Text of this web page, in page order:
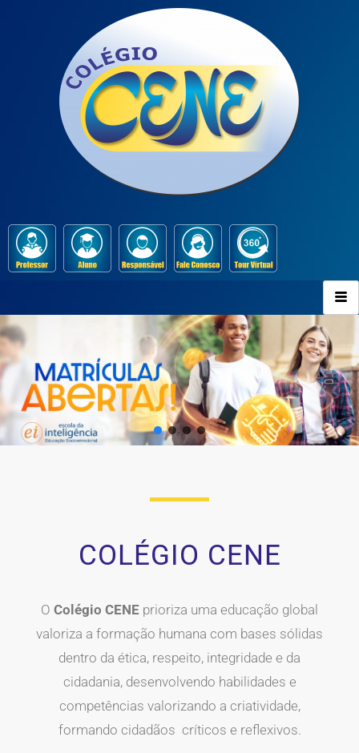
COLÉGIO CENE
O Colégio CENE prioriza uma educação global
valoriza a formação humana com bases sólidas
dentro da ética, respeito, integridade e da
cidadania, desenvolvendo habilidades e
competências valorizando a criatividade,
formando cidadãos críticos e reflexivos.